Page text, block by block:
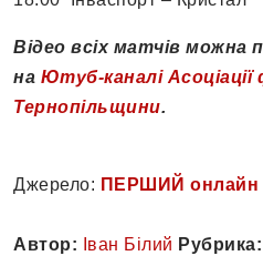
Відео всіх матчів можна
на Ютуб-каналі
Тернопільщини.
Джерело: ПЕРШИЙ онлайн
Автор: Іван Білий Рубрика: